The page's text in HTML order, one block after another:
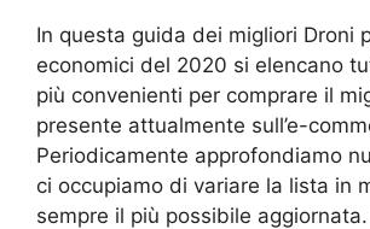
In questa guida dei migliori Droni
economici del 2020 si elencano
più convenienti per comprare il
presente attualmente sull’e-
Periodicamente approfondiamo
ci occupiamo di variare la lista in
sempre il più possibile